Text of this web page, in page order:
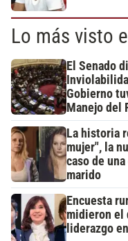
Lo más visto
El Senado
Gobierno
Manejo del
La historia
mujer", la
caso de
marido
Encuesta
midieron el
liderazgo